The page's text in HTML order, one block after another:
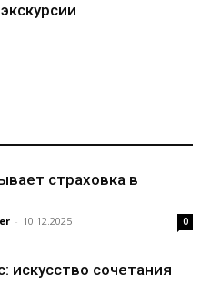
страховка в
- 10.12.2025 0
искусство сочетания